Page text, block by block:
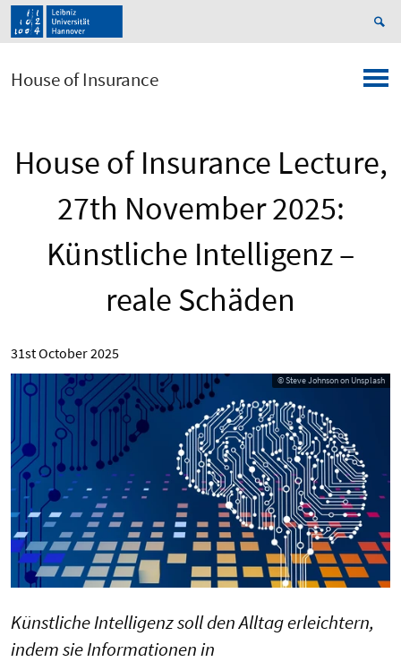
House of Insurance
House of Insurance Lecture,
27th November 2025:
Künstliche Intelligenz –
reale Schäden
31st October 2025
© Steve Johnson on Unsplash
Künstliche Intelligenz soll den Alltag erleichtern,
indem sie Informationen in